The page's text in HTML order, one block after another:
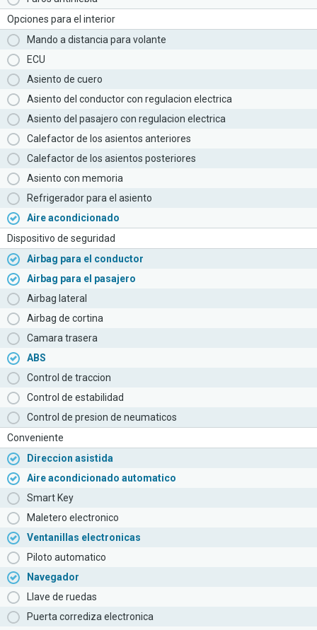
Opciones para el interior
Mando a distancia para volante
ECU
Asiento de cuero
Asiento del conductor con regulacion electrica
Asiento del pasajero con regulacion electrica
Calefactor de los asientos anteriores
Calefactor de los asientos posteriores
Asiento con memoria
Refrigerador para el asiento
Aire acondicionado
Dispositivo de seguridad
Airbag para el conductor
Airbag para el pasajero
Airbag lateral
Airbag de cortina
Camara trasera
ABS
Control de traccion
Control de estabilidad
Control de presion de neumaticos
Conveniente
Direccion asistida
Aire acondicionado automatico
Smart Key
Maletero electronico
Ventanillas electronicas
Piloto automatico
Navegador
Llave de ruedas
Puerta corrediza electronica